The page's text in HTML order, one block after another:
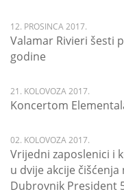
12. PROSINCA 2017.
Valamar Rivieri šesti
godine
21. KOLOVOZA 2017.
Koncertom
02. KOLOVOZA 2017.
Vrijedni zaposlenici i
u dvije akcije
Dubrovnik President